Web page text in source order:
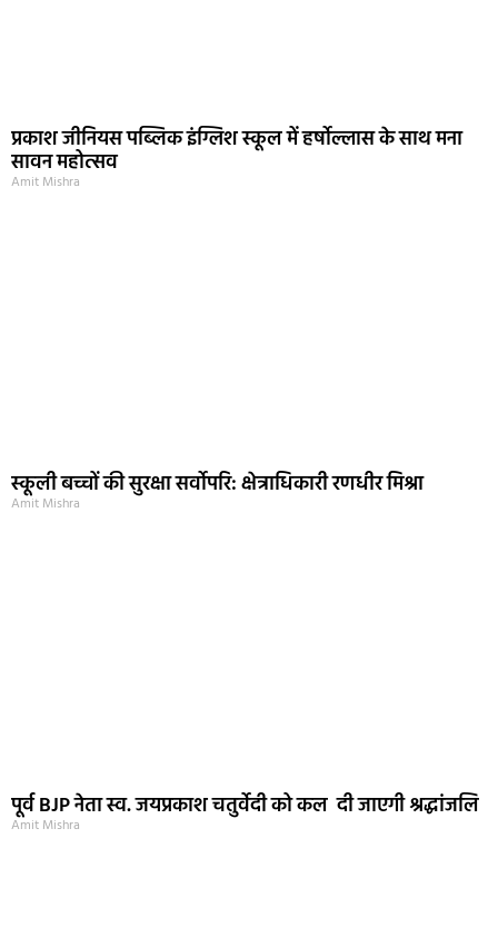
प्रकाश जीनियस पब्लिक इंग्लिश स्कूल में हर्षोल्लास के साथ मना
सावन महोत्सव
Amit Mishra
स्कूली बच्चों की सुरक्षा सर्वोपरि: क्षेत्राधिकारी रणधीर मिश्रा
Amit Mishra
पूर्व BJP नेता स्व. जयप्रकाश चतुर्वेदी को कल दी जाएगी श्रद्धांजलि
Amit Mishra